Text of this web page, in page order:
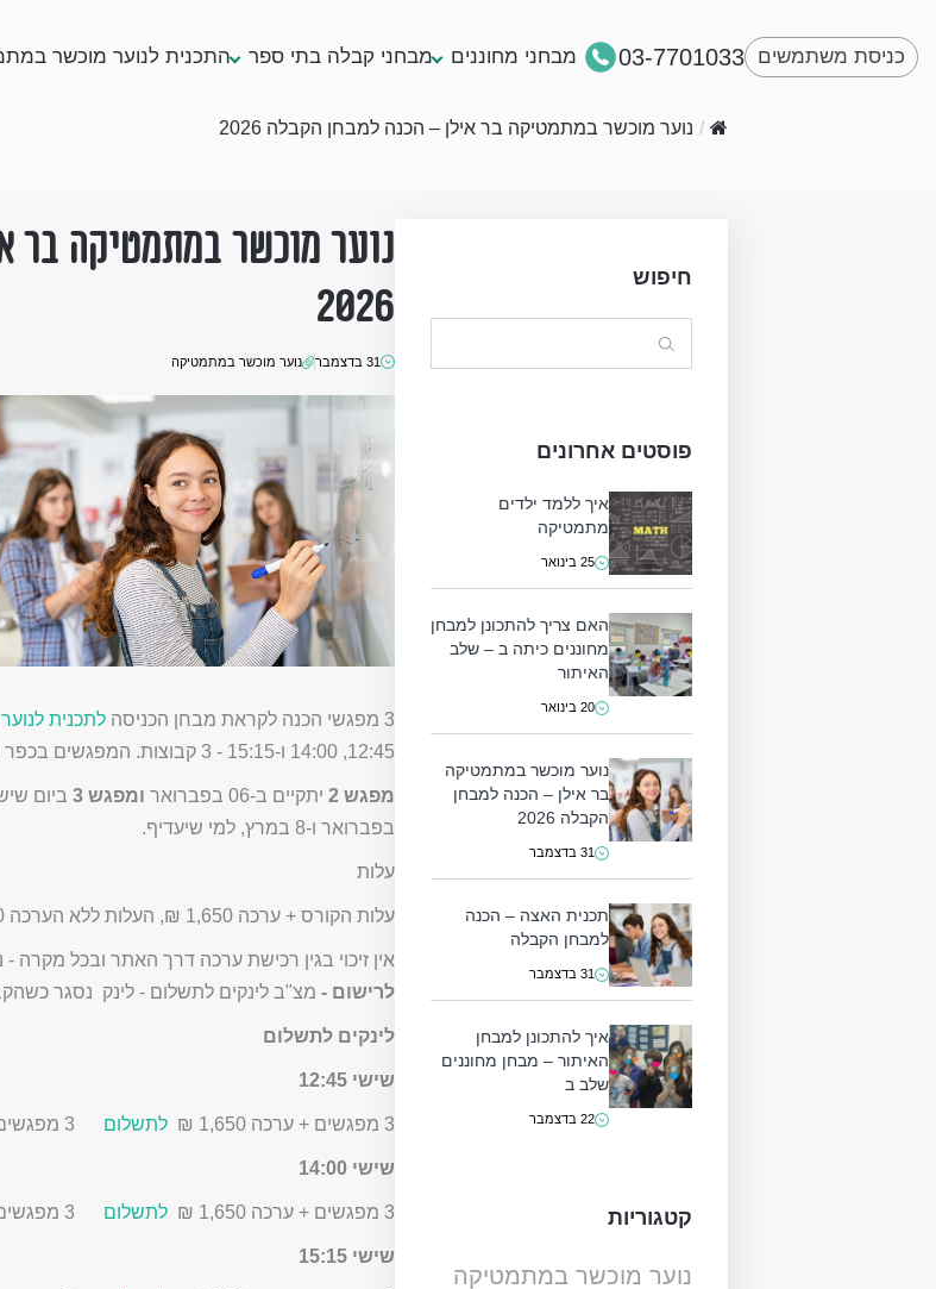
מבחני מחוננים מבחני קבלה בתי ספר התכנית לנוער מוכשר כניסת משתמשים 03-7701033
/ נוער מוכשר במתמטיקה בר אילן – הכנה למבחן הקבלה 2026
נוער מוכשר במתמטיקה בר
2026
נוער מוכשר במתמטיקה 31 בדצמבר
3 מפגשי הכנה לקראת מבחן הכניסה לתכנית
12:45, 14:00 ו-15:15 - 3 קבוצות. המפגשים בכפר הירוק, משך כל מפגש שעה ובסופו יוצג השיעור להורים.
מפגש 2 יתקיים ב-06 בפברואר ומפגש 3 ביום שישי 6 במרץ. מפגשים 2 ו-3
בפברואר ו-8 במרץ, למי שיעדיף.
עלות
עלות הקורס + ערכה 1,650 ₪, העלות ללא הערכה 1,550 ₪.
אין זיכוי בגין רכישת ערכה דרך האתר ובכל
לרישום - מצ"ב לינקים לתשלום - לינק נסגר
לינקים לתשלום
שישי 12:45
3 מפגשים + ערכה 1,650 ₪ לתשלום
שישי 14:00
3 מפגשים + ערכה 1,650 ₪ לתשלום
שישי 15:15
חיפוש
Search
for:
פוסטים אחרונים
איך ללמד ילדים
מתמטיקה
25 בינואר
האם צריך להתכונן למבחן
מחוננים כיתה ב – שלב
האיתור
20 בינואר
נוער מוכשר במתמטיקה
בר אילן – הכנה למבחן
הקבלה 2026
31 בדצמבר
תכנית האצה – הכנה
למבחן הקבלה
31 בדצמבר
איך להתכונן למבחן
האיתור – מבחן מחוננים
שלב ב
22 בדצמבר
קטגוריות
נוער מוכשר במתמטיקה